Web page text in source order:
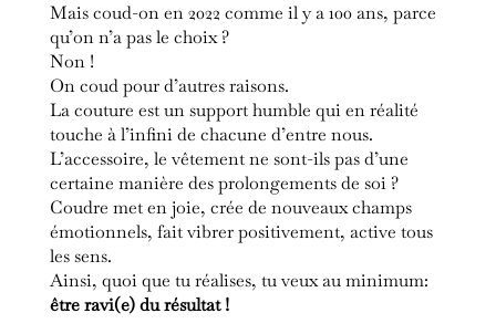
Mais coud-on en 2022 comme il y a 100 ans, parce
qu’on n’a pas le choix ?
Non !
On coud pour d’autres raisons.
La couture est un support humble qui en réalité
touche à l’infini de chacune d’entre nous.
L’accessoire, le vêtement ne sont-ils pas d’une
certaine manière des prolongements de soi ?
Coudre met en joie, crée de nouveaux champs
émotionnels, fait vibrer positivement, active tous
les sens.
Ainsi, quoi que tu réalises, tu veux au minimum:
être ravi(e) du résultat !